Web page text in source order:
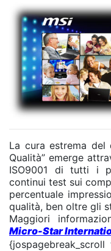
La cura estrema
Qualità” emerge
ISO9001 di tutti i
continui test sui
percentuale
qualità, ben oltre gli
Maggiori
Micro-Star